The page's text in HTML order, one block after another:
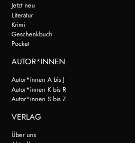
Jetzt neu
Literatur
Krimi
Geschenkbuch
Pocket
AUTOR*INNEN
Autor*innen A bis J
Autor*innen K bis R
Autor*innen S bis Z
VERLAG
Über uns